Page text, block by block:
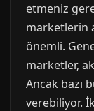
etmeniz
marketlerin
önemli.
marketler,
Ancak bazı
verebiliyor.